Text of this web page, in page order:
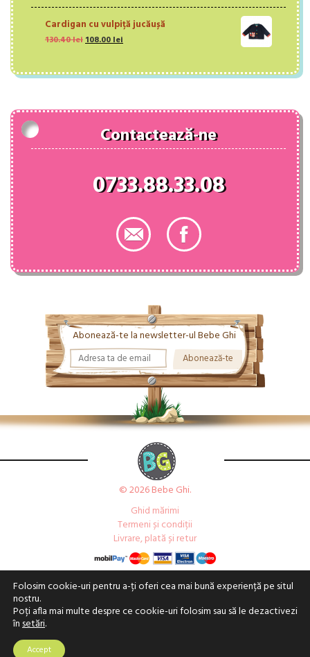
fost:
68.00 lei.
62.00 lei.
Cardigan cu vulpiță jucăușă
130.40lei Prețul
fost:
108.00lei
108.00 lei.
Contactează-ne
0733.88.33.08
Abonează-te la newsletter-ul Bebe Ghi
© 2026 Bebe Ghi.
Ghid mărimi
Termeni și condiții
Livrare, plată și retur
Folosim cookie-uri pentru a-ți oferi cea mai bună experiență pe situl
nostru.
Poți afla mai multe despre ce cookie-uri folosim sau să le dezactivezi
însetări.
Accept